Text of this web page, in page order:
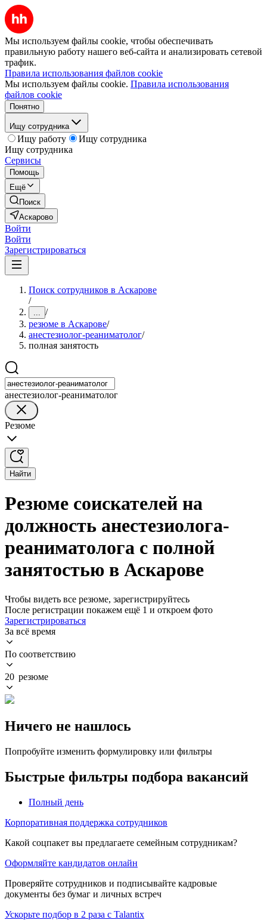
Мы используем файлы cookie, чтобы обеспечивать
правильную работу нашего веб-сайта и анализировать сетевой
трафик.
Правила использования файлов cookie
Мы используем файлы cookie. Правила использования
файлов cookie
Понятно
Ищу сотрудника
Ищу работу
Ищу сотрудника
Ищу сотрудника
Сервисы
Помощь
Ещё
Поиск
Аскарово
Войти
Войти
Зарегистрироваться
Поиск сотрудников в Аскарове
/
... /
резюме в Аскарове/
анестезиолог-реаниматолог/
полная занятость
анестезиолог-реаниматолог
Резюме
Найти
Резюме соискателей на
должность анестезиолога-
реаниматолога с полной
занятостью в Аскарове
Чтобы видеть все резюме, зарегистрируйтесь
После регистрации покажем ещё 1 и откроем фото
Зарегистрироваться
За всё время
По соответствию
20 резюме
Ничего не нашлось
Попробуйте изменить формулировку или фильтры
Быстрые фильтры подбора вакансий
Полный день
Корпоративная поддержка сотрудников
Какой соцпакет вы предлагаете семейным сотрудникам?
Оформляйте кандидатов онлайн
Проверяйте сотрудников и подписывайте кадровые
документы без бумаг и личных встреч
Ускорьте подбор в 2 раза с Talantix